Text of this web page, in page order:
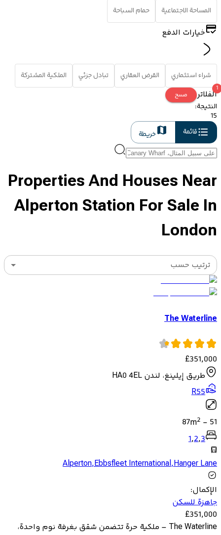
المساحة الاجتماعية حمام السباحة
خيارات الدفع
شراء استثماري القرض العقاري تبادل جزئي الملكية المشتركة
الفلاتر
1
مسح
النتيجة:
15
قائمة
خريطة
Properties And Houses Near
Alperton Station For Sale In
London
ترتيب حسب
The Waterline
£351,000
طريق إيلينغ، لندن HA0 4EL
R55
51
-
87m2
1,2,3
Alperton,Ebbsfleet International,Hanger Lane
الإكمال:
جاهزة للسكن
£351,000
The Waterline – ملكية حرة تتضمن شقق بغرفة نوم واحدة،